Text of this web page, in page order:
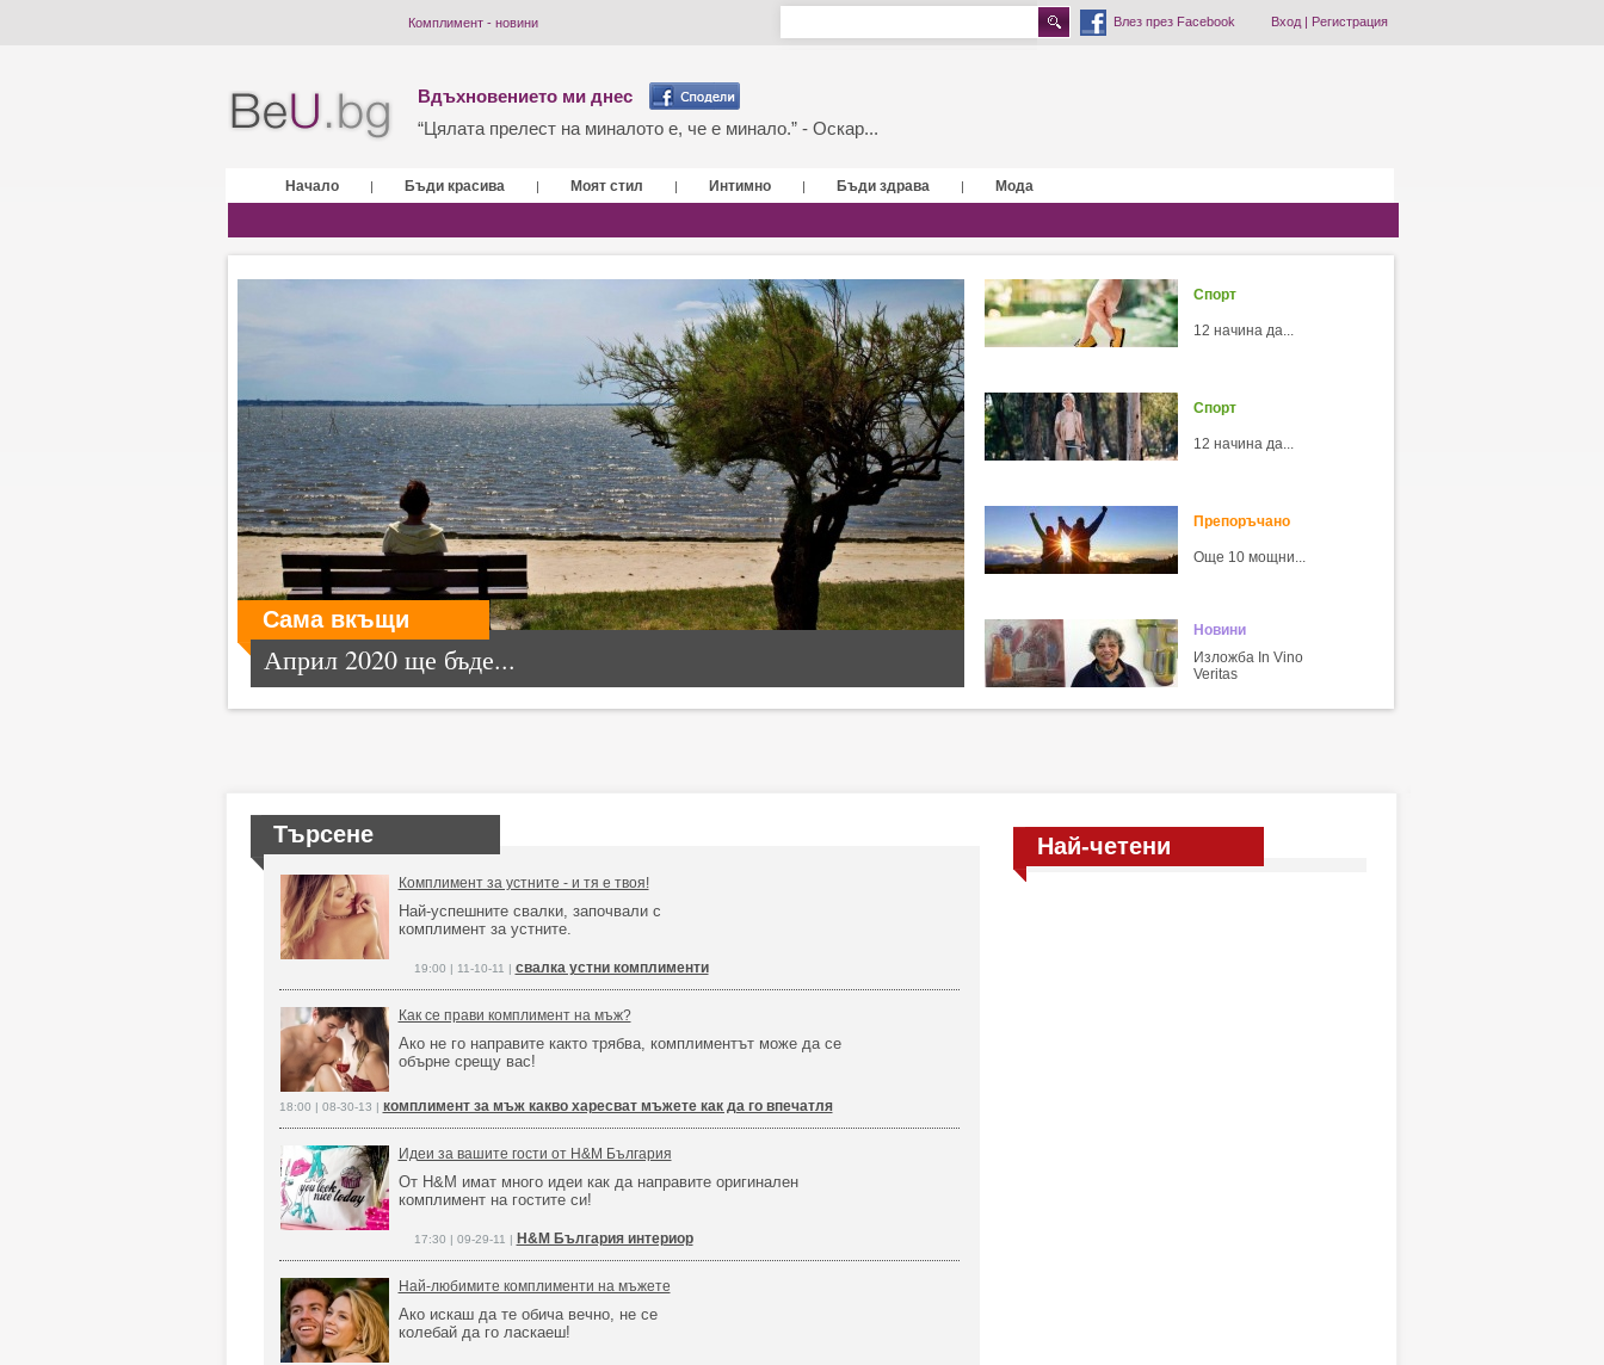
Комплимент - новини Влез през Facebook Вход| Регистрация
Вдъхновението ми днес
“Цялата прелест на миналото е, че е минало.” - Оскар...
Начало | Бъди красива | Моят стил | Интимно | Бъди здрава | Мода
Сама вкъщи
Април 2020 ще бъде...
Спорт
12 начина да...
Спорт
12 начина да...
Препоръчано
Още 10 мощни...
Новини
Изложба In Vino
Veritas
Търсене
Комплимент за устните - и тя е твоя!
Най-успешните свалки, започвали с
комплимент за устните.
19:00 | 11-10-11 | свалка устни комплименти
Как се прави комплимент на мъж?
Ако не го направите както трябва, комплиментът може да се
обърне срещу вас!
18:00 | 08-30-13 | комплимент за мъж какво харесват мъжете как да го впечатля
Идеи за вашите гости от H&M България
От H&M имат много идеи как да направите оригинален
комплимент на гостите си!
17:30 | 09-29-11 | H&M България интериор
Най-любимите комплименти на мъжете
Ако искаш да те обича вечно, не се
колебай да го ласкаеш!
Най-четени